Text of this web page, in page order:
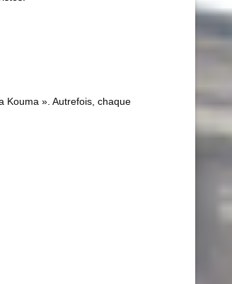
Kouma ». Autrefois, chaque